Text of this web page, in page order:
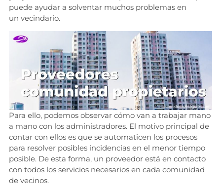
puede ayudar a solventar muchos problemas en
un vecindario.
Para ello, podemos observar cómo van a trabajar mano
a mano con los administradores. El motivo principal de
contar con ellos es que se automaticen los procesos
para resolver posibles incidencias en el menor tiempo
posible. De esta forma, un proveedor está en contacto
con todos los servicios necesarios en cada comunidad
de vecinos.